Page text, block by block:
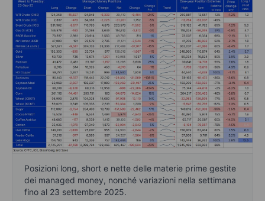
Posizioni long, short e nette delle materie prime gestite
dei managed money, nonché variazioni nella settimana
fino al 23 settembre 2025.